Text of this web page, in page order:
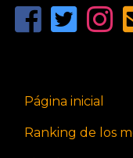
Página inicial
Ranking de los